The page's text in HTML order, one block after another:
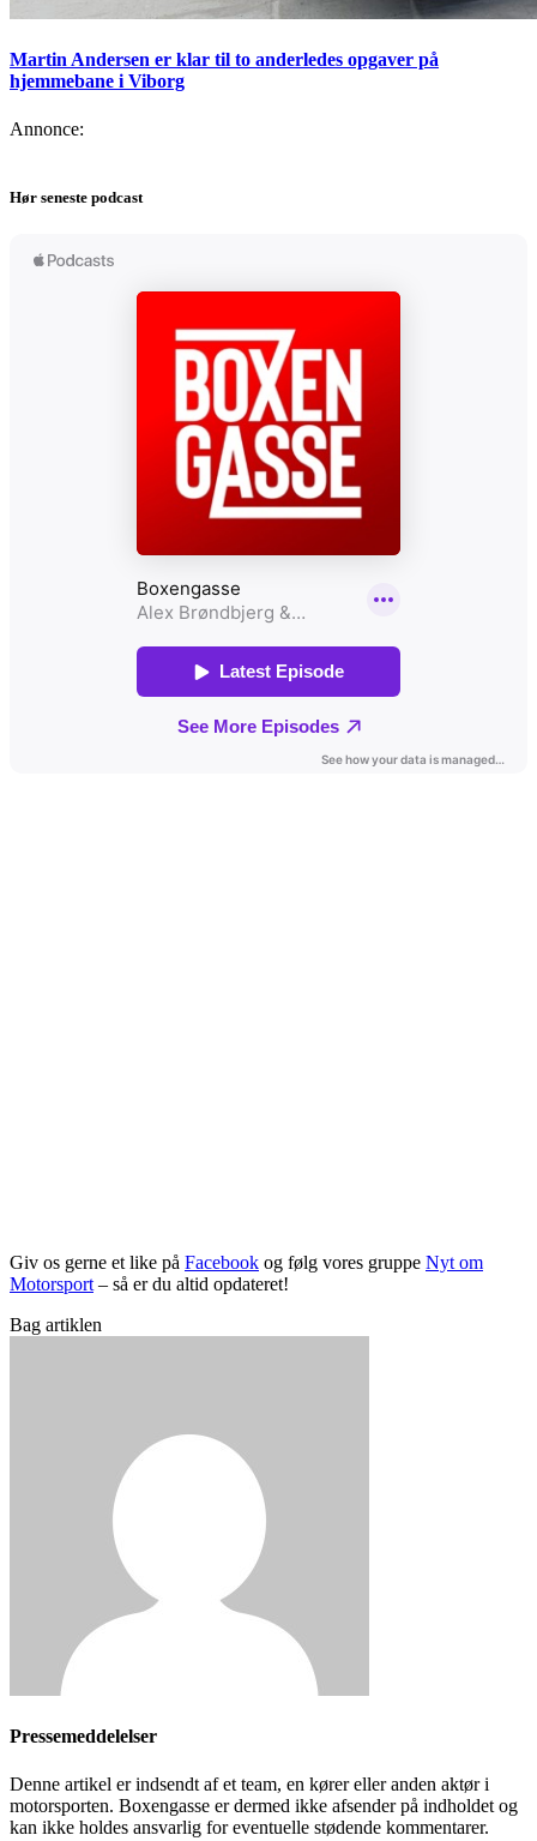
Martin Andersen er klar til to anderledes opgaver på
hjemmebane i Viborg
Annonce:
Hør seneste podcast
Giv os gerne et like på Facebook og følg vores gruppe Nyt om
Motorsport – så er du altid opdateret!
Bag artiklen
Pressemeddelelser
Denne artikel er indsendt af et team, en kører eller anden aktør i
motorsporten. Boxengasse er dermed ikke afsender på indholdet og
kan ikke holdes ansvarlig for eventuelle stødende kommentarer.